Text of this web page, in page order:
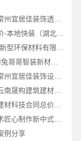
常州性价比高家装价格清单，常州宜居佳装饰透明报价
东西湖工期短房子装修透明报价-本地快装（湖北）科技有限公司
工业园区家装儿童房环保_苏州兔哥哥智装新材料有限公司
武进专业家庭装修效果图——常州宜居佳装饰设计分享
轻奢高端重钢住宅本地维保，云南晟构建筑建材有限公司
嘉善改造施工预算，嘉兴家美建材科技合同总价透明控
江苏东钢金属家居有限公司艺术匠心制作新中式费用详解
例分享